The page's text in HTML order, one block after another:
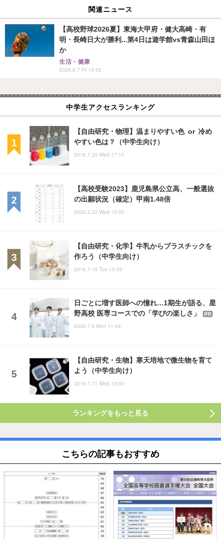
関連ニュース
【高校野球2026夏】東海大甲府・健大高崎・有
明・長崎日大が勝利...第4日は遊学館vs青森山田ほ
か
生活・健康
2026.8.7 Fri 15:52
中学生アクセスランキング
【自由研究・物理】温まりやすい色 or 冷め
やすい色は？（中学生向け）
2018.7.25 Wed 17:15
【高校受験2023】鹿児島県公立高、一般選抜
の出願状況（確定）甲南1.48倍
2023.2.22 Wed 19:00
【自由研究・化学】牛乳からプラスチックを
作ろう（中学生向け）
2018.7.10 Tue 15:00
日ごとに増す医師への憧れ…1期生が語る、星
野高校 医専コースでの「学びの楽しさ」
PR
2026.7.6 Mon 11:45
【自由研究・生物】寒天培地で微生物を育て
よう（中学生向け）
2018.7.11 Wed 15:00
ランキングをもっと見る
こちらの記事もおすすめ